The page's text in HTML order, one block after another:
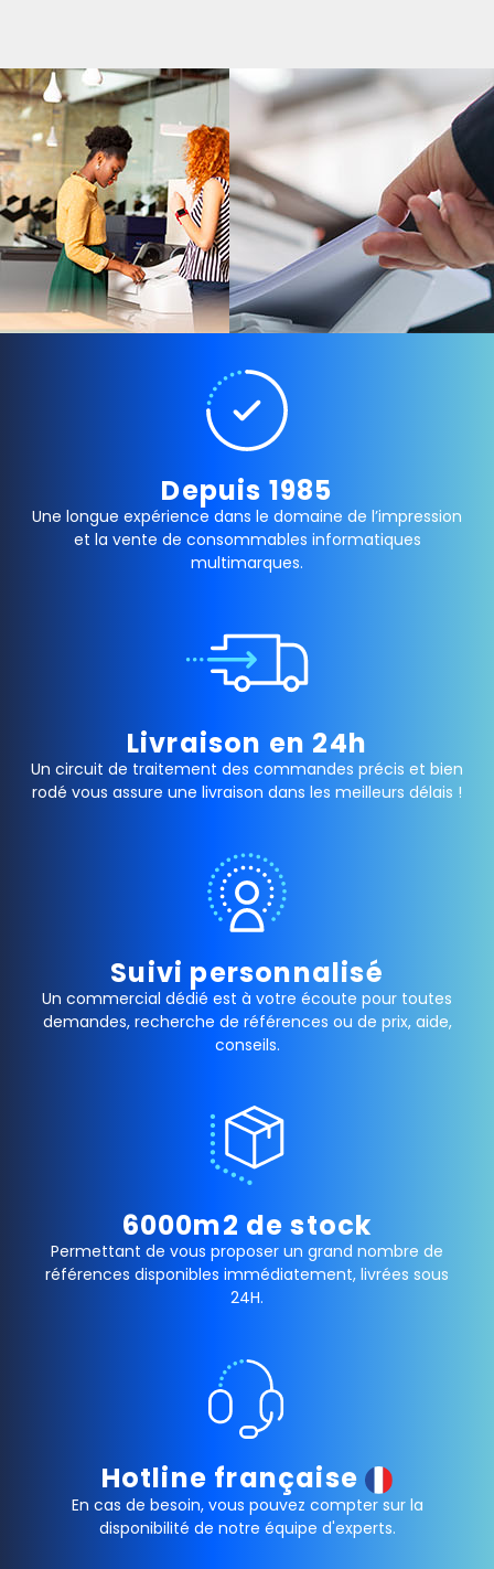
Depuis 1985
Une longue expérience dans le domaine de l’impression
et la vente de consommables informatiques
multimarques.
Livraison en 24h
Un circuit de traitement des commandes précis et bien
rodé vous assure une livraison dans les meilleurs délais !
Suivi personnalisé
Un commercial dédié est à votre écoute pour toutes
demandes, recherche de références ou de prix, aide,
conseils.
6000m2 de stock
Permettant de vous proposer un grand nombre de
références disponibles immédiatement, livrées sous
24H.
Hotline française
En cas de besoin, vous pouvez compter sur la
disponibilité de notre équipe d'experts.